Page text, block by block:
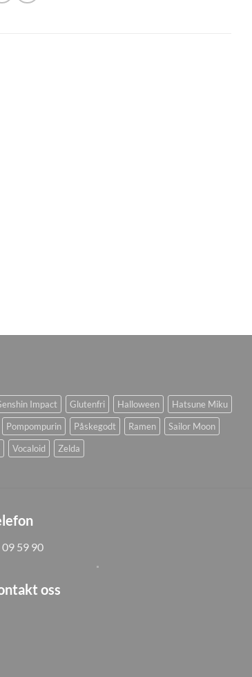
Impact Glutenfri Halloween
Hatsune Miku
Pompompurin Påskegodt Ramen
Sailor Moon
Vocaloid Zelda
09 59 90
oss